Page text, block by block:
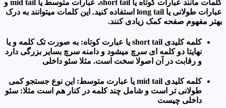
کلمات مانند عبارات کوتاه یا short tail، عبارات متوسط یا mid tail و
عبارات طولانی یا long tail استفاده کنید. این کلمات میتوانند به درک
بهتر مفهوم صفحه کمک زیادی کنند.
کلمه کلیدی short tail یا عبارت کوتاه: به صورت تک کلمه و یا
نهایتا دو کلمه ای سرچ میشود و دامنه سرچ بسایر بزرگی دارد
و رقابت در آن اصولا سخت است. مثلا سئو داخلی
کلمه کلیدی mid tail یا عبارت متوسط: این نوع جستجو کمی
طولانی تر است و شامل چند کلمه در کنار هم است مثلا: سئو
داخلی چیست